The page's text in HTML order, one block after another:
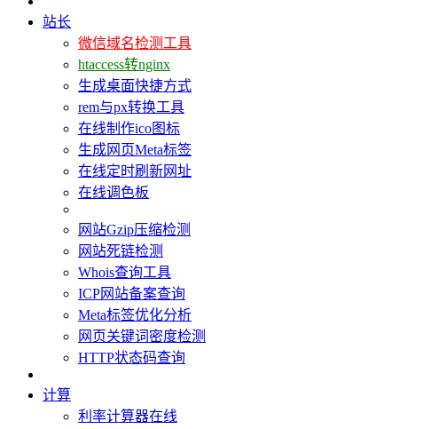
站长
微信域名检测工具
htaccess转nginx
生成桌面快捷方式
rem与px转换工具
在线制作ico图标
生成网页Meta标签
在线定时刷新网址
在线调色板
网站Gzip压缩检测
网站死链检测
Whois查询工具
ICP网站备案查询
Meta标签优化分析
网页关键词密度检测
HTTP状态码查询
计算
利率计算器在线